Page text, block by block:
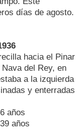
días de agosto.
hacia el Pinar
del Rey, en
a la izquierda
y enterradas
años
años